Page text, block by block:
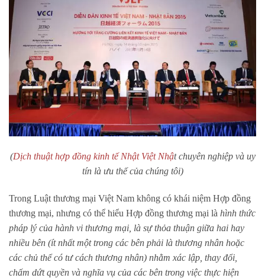
(Dịch thuật hợp đồng kinh tế Nhật Việt Nhật chuyên nghiệp và uy
tín là ưu thế của chúng tôi)
Trong Luật thương mại Việt Nam không có khái niệm Hợp đồng
thương mại, nhưng có thể hiểu Hợp đồng thương mại là hình thức
pháp lý của hành vi thương mại, là sự thỏa thuận giữa hai hay
nhiều bên (ít nhất một trong các bên phải là thương nhân hoặc
các chủ thể có tư cách thương nhân) nhằm xác lập, thay đổi,
chấm dứt quyền và nghĩa vụ của các bên trong việc thực hiện